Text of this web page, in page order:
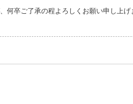
何卒ご了承の程よろしくお願い申し上げ